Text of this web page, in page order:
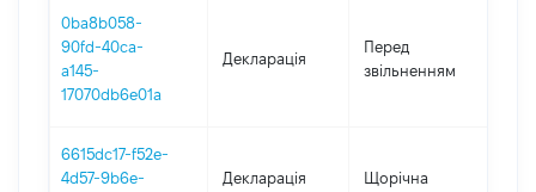
0ba8b058-
90fd-40ca-
a145-
17070db6e01a
Декларація
Перед
звільненням
6615dc17-f52e-
4d57-9b6e-
Декларація Щорічна